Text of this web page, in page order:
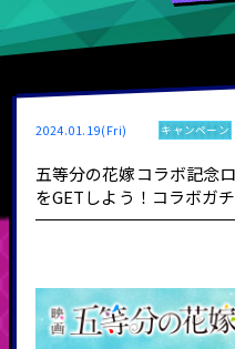
2024.01.19(Fri) キャンペーン
五等分の花嫁コラボ記念
をGETしよう！コラボガ